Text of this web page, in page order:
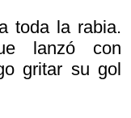
toda la rabia.
lanzó con
gritar su gol